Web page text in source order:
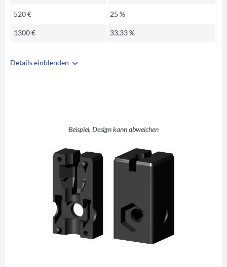
Details einblenden
Beispiel, Design kann abweichen
520 € 25 %
1300 € 33,33 %